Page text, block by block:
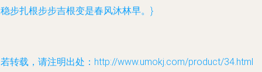
步扎根步步吉根变是春风沐林早。}
转载，请注明出处：http://www.umokj.com/product/34.html